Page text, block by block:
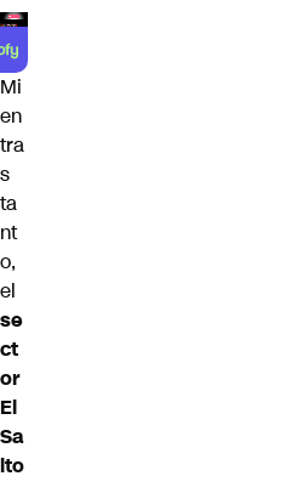
Mi
en
tra
s
ta
nt
o,
el
se
ct
or
El
Sa
lto